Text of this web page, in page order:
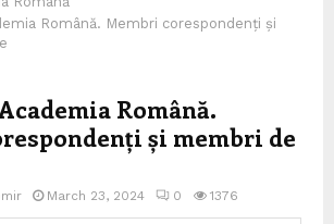
Română. Membri corespondenți și
Română.
și membri de
March 23, 2024 0 1376